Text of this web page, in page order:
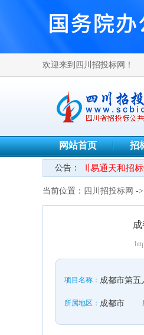
欢迎来到四川招投标网！
网站首页 招
公告：
●热烈欢迎四川易通天和招标
当前位置： 四川招投标网 ->
项目名称： 成都市第五
所属地区： 成都市